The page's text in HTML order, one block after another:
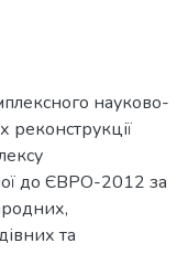
науково-
реконструкції
до ЄВРО-2012 за
та